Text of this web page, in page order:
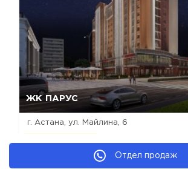
Отдел продаж
ЖК ПАРУС
г. Астана, ул. Майлина, 6
Да, удалить Отмена